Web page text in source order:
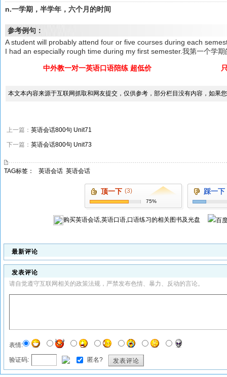
n.一学期，半学年，六个月的时间
参考例句：
A student will probably attend four or five courses during each
I had an especially rough time during my first semester.我第一个学
中外教一对一英语口语陪练 超低价
本文本内容来源于互联网抓取和网友提交，仅供参考，部分栏目没有内容，如果
上一篇： 英语会话800句 Unit71
下一篇： 英语会话800句 Unit73
TAG标签： 英语会话 英语会话
顶一下 (3)
75%
踩一下
购买英语会话,英语口语,口语练习 的相关图书及光盘
最新评论
发表评论
请自觉遵守互联网相关的政策法规，严禁发布色情、暴力、反动的言论。
表情:
验证码: 匿名? 发表评论